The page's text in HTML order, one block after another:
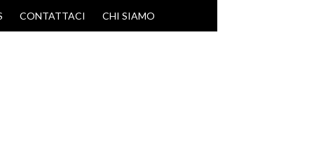
CONTATTACI CHI SIAMO